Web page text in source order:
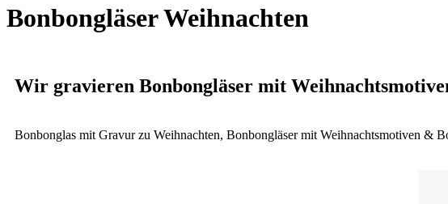
Bonbongläser Weihnachten
Wir gravieren Bonbongläser mit
Bonbonglas mit Gravur zu Weihnachten, Bonbongläser mit Weihnachtsmotiven &